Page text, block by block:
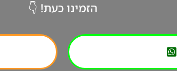
הזמינו כעת! 👇